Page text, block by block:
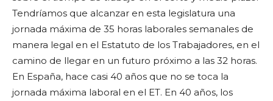
Tendríamos que alcanzar en esta legislatura una
jornada máxima de 35 horas laborales semanales de
manera legal en el Estatuto de los Trabajadores, en el
camino de llegar en un futuro próximo a las 32 horas.
En España, hace casi 40 años que no se toca la
jornada máxima laboral en el ET. En 40 años, los